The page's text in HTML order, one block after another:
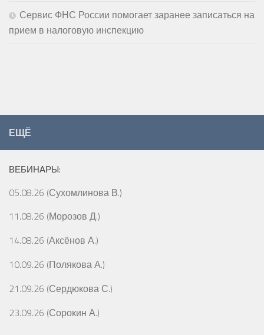
Сервис ФНС России помогает заранее записаться на
прием в налоговую инспекцию
ЕЩЁ
ВЕБИНАРЫ:
05.08.26 (Сухомлинова В.)
11.08.26 (Морозов Д.)
14.08.26 (Аксёнов А.)
10.09.26 (Полякова А.)
21.09.26 (Сердюкова С.)
23.09.26 (Сорокин А.)